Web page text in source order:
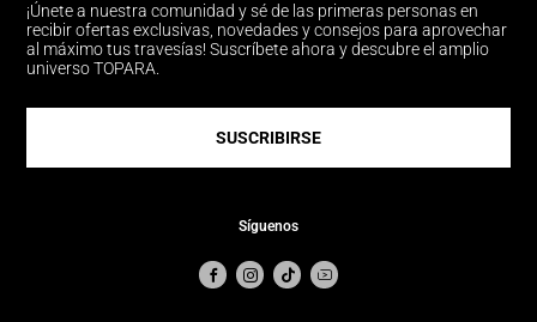
¡Únete a nuestra comunidad y sé de las primeras personas en
recibir ofertas exclusivas, novedades y consejos para aprovechar
al máximo tus travesías! Suscríbete ahora y descubre el amplio
universo TOPARA.
SUSCRIBIRSE
Síguenos